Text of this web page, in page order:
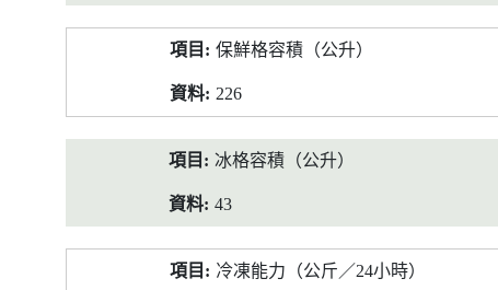
保鮮格容積（公升）
226
冰格容積（公升）
43
冷凍能力（公斤／24小時）